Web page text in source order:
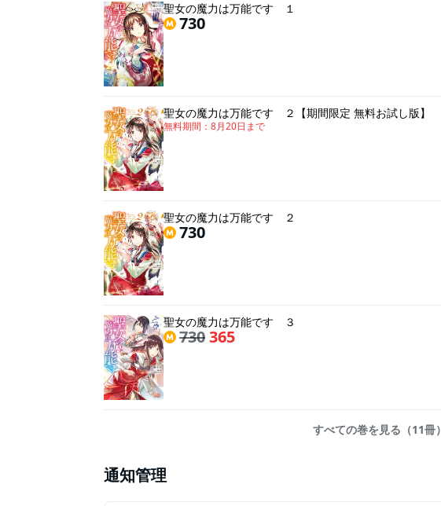
聖女の魔力は万能です １
730
聖女の魔力は万能です ２【期間限定 無料お試し版】
無料期間： 8月20日 まで
聖女の魔力は万能です ２
730
聖女の魔力は万能です ３
730365
すべての巻を見る（11冊）
通知管理